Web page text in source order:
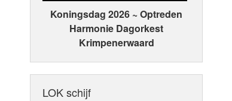
Koningsdag 2026 ~ Optreden
Harmonie Dagorkest
Krimpenerwaard
LOK schijf